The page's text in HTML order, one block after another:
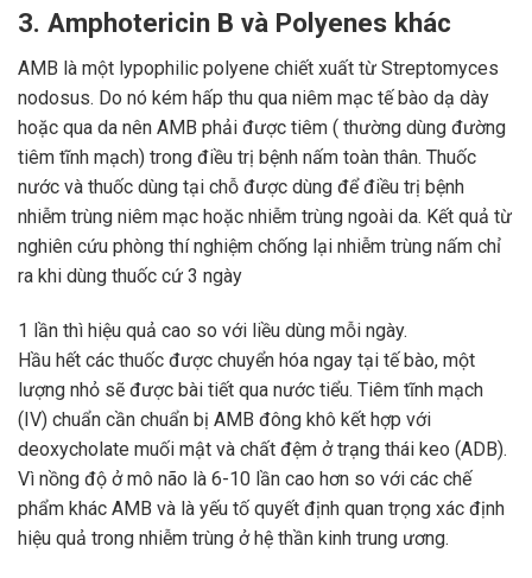
3. Amphotericin B và Polyenes khác
AMB là một lypophilic polyene chiết xuất từ Streptomyces
nodosus. Do nó kém hấp thu qua niêm mạc tế bào dạ dày
hoặc qua da nên AMB phải được tiêm ( thường dùng đường
tiêm tĩnh mạch) trong điều trị bệnh nấm toàn thân. Thuốc
nước và thuốc dùng tại chỗ được dùng để điều trị bệnh
nhiễm trùng niêm mạc hoặc nhiễm trùng ngoài da. Kết quả từ
nghiên cứu phòng thí nghiệm chống lại nhiễm trùng nấm chỉ
ra khi dùng thuốc cứ 3 ngày
1 lần thì hiệu quả cao so với liều dùng mỗi ngày.
Hầu hết các thuốc được chuyển hóa ngay tại tế bào, một
lượng nhỏ sẽ được bài tiết qua nước tiểu. Tiêm tĩnh mạch
(IV) chuẩn cần chuẩn bị AMB đông khô kết hợp với
deoxycholate muối mật và chất đệm ở trạng thái keo (ADB).
Vì nồng độ ở mô não là 6-10 lần cao hơn so với các chế
phẩm khác AMB và là yếu tố quyết định quan trọng xác định
hiệu quả trong nhiễm trùng ở hệ thần kinh trung ương.